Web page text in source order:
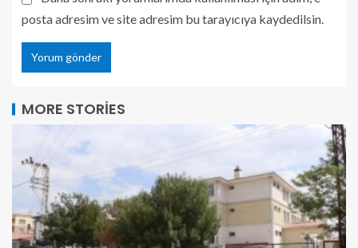
posta adresim ve site adresim bu tarayıcıya kaydedilsin.
MORE STORIES